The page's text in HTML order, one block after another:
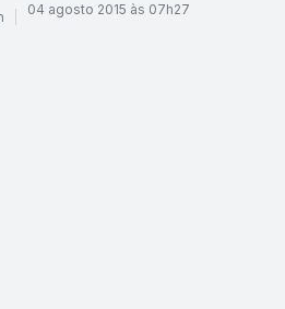
04 agosto 2015 às 07h27